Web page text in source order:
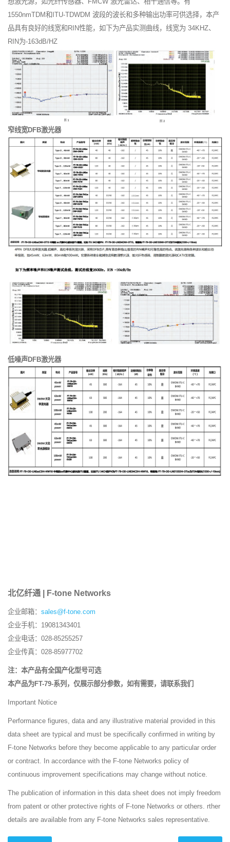
1550nmTDM和ITU-TDWDM 波段的波长和多种输出功率可供选择，本产
品具有良好的线宽和RIN性能，如下为产品实测曲线，线宽为 34KHZ、
RIN为-163dB/HZ
窄线宽DFB激光器
低噪声DFB激光器
北亿纤通 | F-tone Networks
企业邮箱： sales@f-tone.com
企业手机：19081343401
企业电话：028-85255257
企业传真：028-85977702
注：本产品有全国产化型号可选
本产品为FT-79-系列，仅展示部分参数，如有需要，请联系我们
Important Notice
Performance figures, data and any illustrative material provided in this
data sheet are typical and must be specifically confirmed in writing by
F-tone Networks before they become applicable to any particular order
or contract. In accordance with the F-tone Networks policy of
continuous improvement specifications may change without notice.
The publication of information in this data sheet does not imply freedom
from patent or other protective rights of F-tone Networks or others. rther
details are available from any F-tone Networks sales representative.